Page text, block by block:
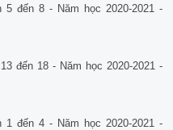
đến 8 - Năm học 2020-2021 -
đến 18 - Năm học 2020-2021 -
đến 4 - Năm học 2020-2021 -